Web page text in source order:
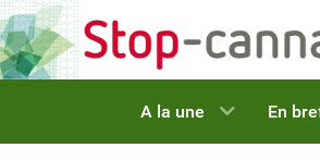
A la une En